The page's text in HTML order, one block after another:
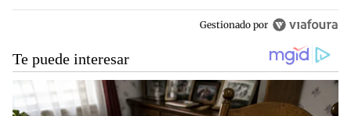
Gestionado por